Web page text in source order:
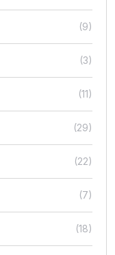
(9)
(3)
(11)
(29)
(22)
(7)
(18)